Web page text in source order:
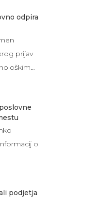
odpira
prijav
o
podjetja